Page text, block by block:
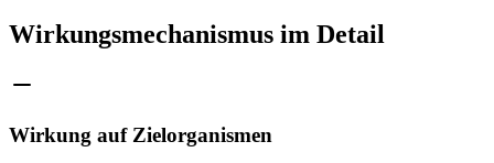
Wirkungsmechanismus im Detail
Wirkung auf Zielorganismen